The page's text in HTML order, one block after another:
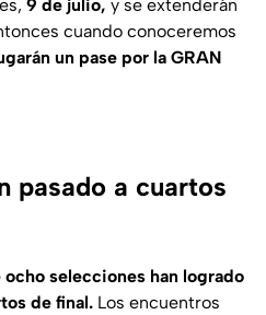
9 de julio, y se extenderán
cuando conoceremos
un pase por la GRAN
pasado a cuartos
ocho selecciones han logrado
de final. Los encuentros